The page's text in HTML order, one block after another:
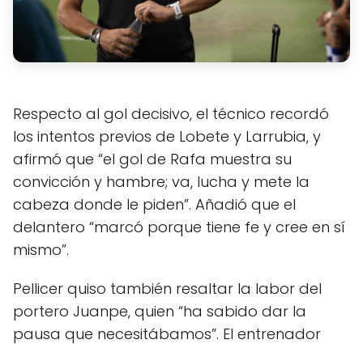
Respecto al gol decisivo, el técnico recordó
los intentos previos de Lobete y Larrubia, y
afirmó que “el gol de Rafa muestra su
convicción y hambre; va, lucha y mete la
cabeza donde le piden”. Añadió que el
delantero “marcó porque tiene fe y cree en sí
mismo”.
Pellicer quiso también resaltar la labor del
portero Juanpe, quien “ha sabido dar la
pausa que necesitábamos”. El entrenador